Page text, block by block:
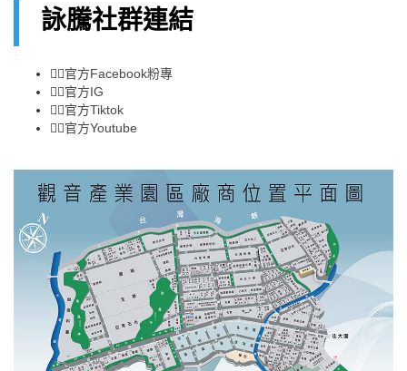
詠騰社群連結
👉🏻官方Facebook粉專
👉🏻官方IG
👉🏻官方Tiktok
👉🏻官方Youtube